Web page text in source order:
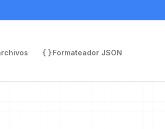
Formateador JSON